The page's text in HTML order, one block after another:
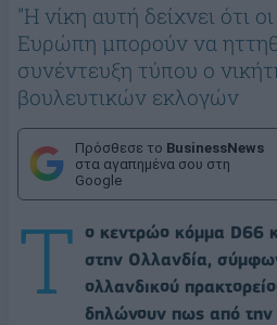
"Η νίκη αυτή δείχνει ότι
Ευρώπη μπορούν να
συνέντευξη τύπου ο
βουλευτικών εκλογών
Πρόσθεσε το BusinessNews
στα αγαπημένα σου στη
Google
Τ
ο κεντρώο κόμμα D66
στην Ολλανδία,
ολλανδικού
δηλώνουν πως από